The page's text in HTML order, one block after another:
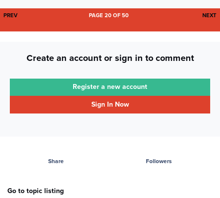
FIRST PAGE
PREV NEXT
PAGE 20 OF 50
Create an account or sign in to comment
Register a new account
Sign In Now
Share Followers
Go to topic listing